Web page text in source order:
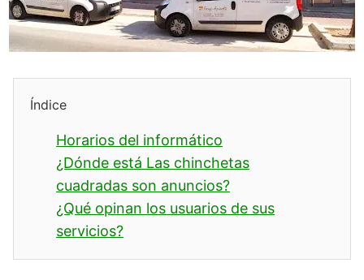
Índice
Horarios del informático
¿Dónde está Las chinchetas
cuadradas son anuncios?
¿Qué opinan los usuarios de sus
servicios?